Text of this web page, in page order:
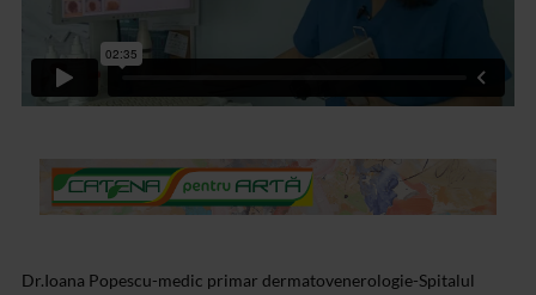
Dr.Ioana Popescu-medic primar dermatovenerologie-Spitalul